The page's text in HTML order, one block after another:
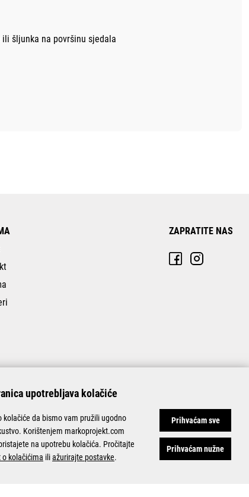
šljunka na površinu sjedala
ZAPRATITE NAS
upotrebljava kolačiće
kolačiće da bismo vam pružili ugodno
Korištenjem markoprojekt.com
na upotrebu kolačića. Pročitajte
o kolačićima iliažurirajte postavke.
Prihvaćam sve
Prihvaćam nužne